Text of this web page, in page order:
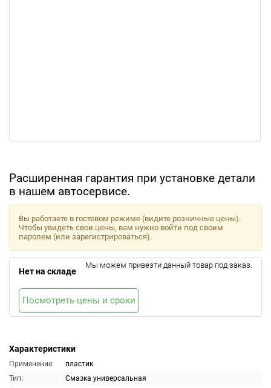
Расширенная гарантия при установке детали
в нашем автосервисе.
Характеристики
Применение:
пластик
Тип:
Смазка универсальная
Вы работаете в гостевом режиме (видите розничные цены).
Чтобы увидеть свои цены, вам нужно войти под своим
паролем (или зарегистрироваться).
Нет на складе
Мы можем привезти данный товар под заказ.
Посмотреть цены и сроки